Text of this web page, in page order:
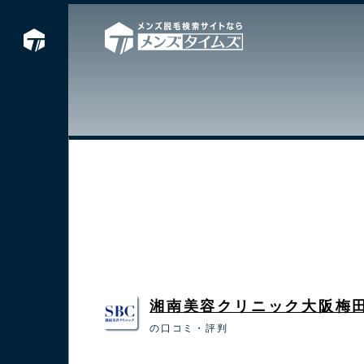
湘南美容クリニック大阪梅
の口コミ・評判